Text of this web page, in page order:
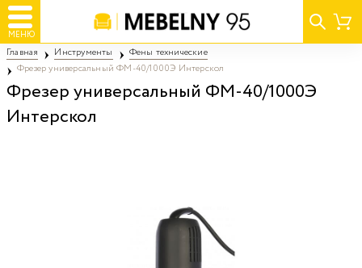
МЕНЮ
Главная Инструменты
Фены технические
Фрезер универсальный ФМ-40/1000Э Интерскол
Фрезер универсальный ФМ-40/1000Э
Интерскол